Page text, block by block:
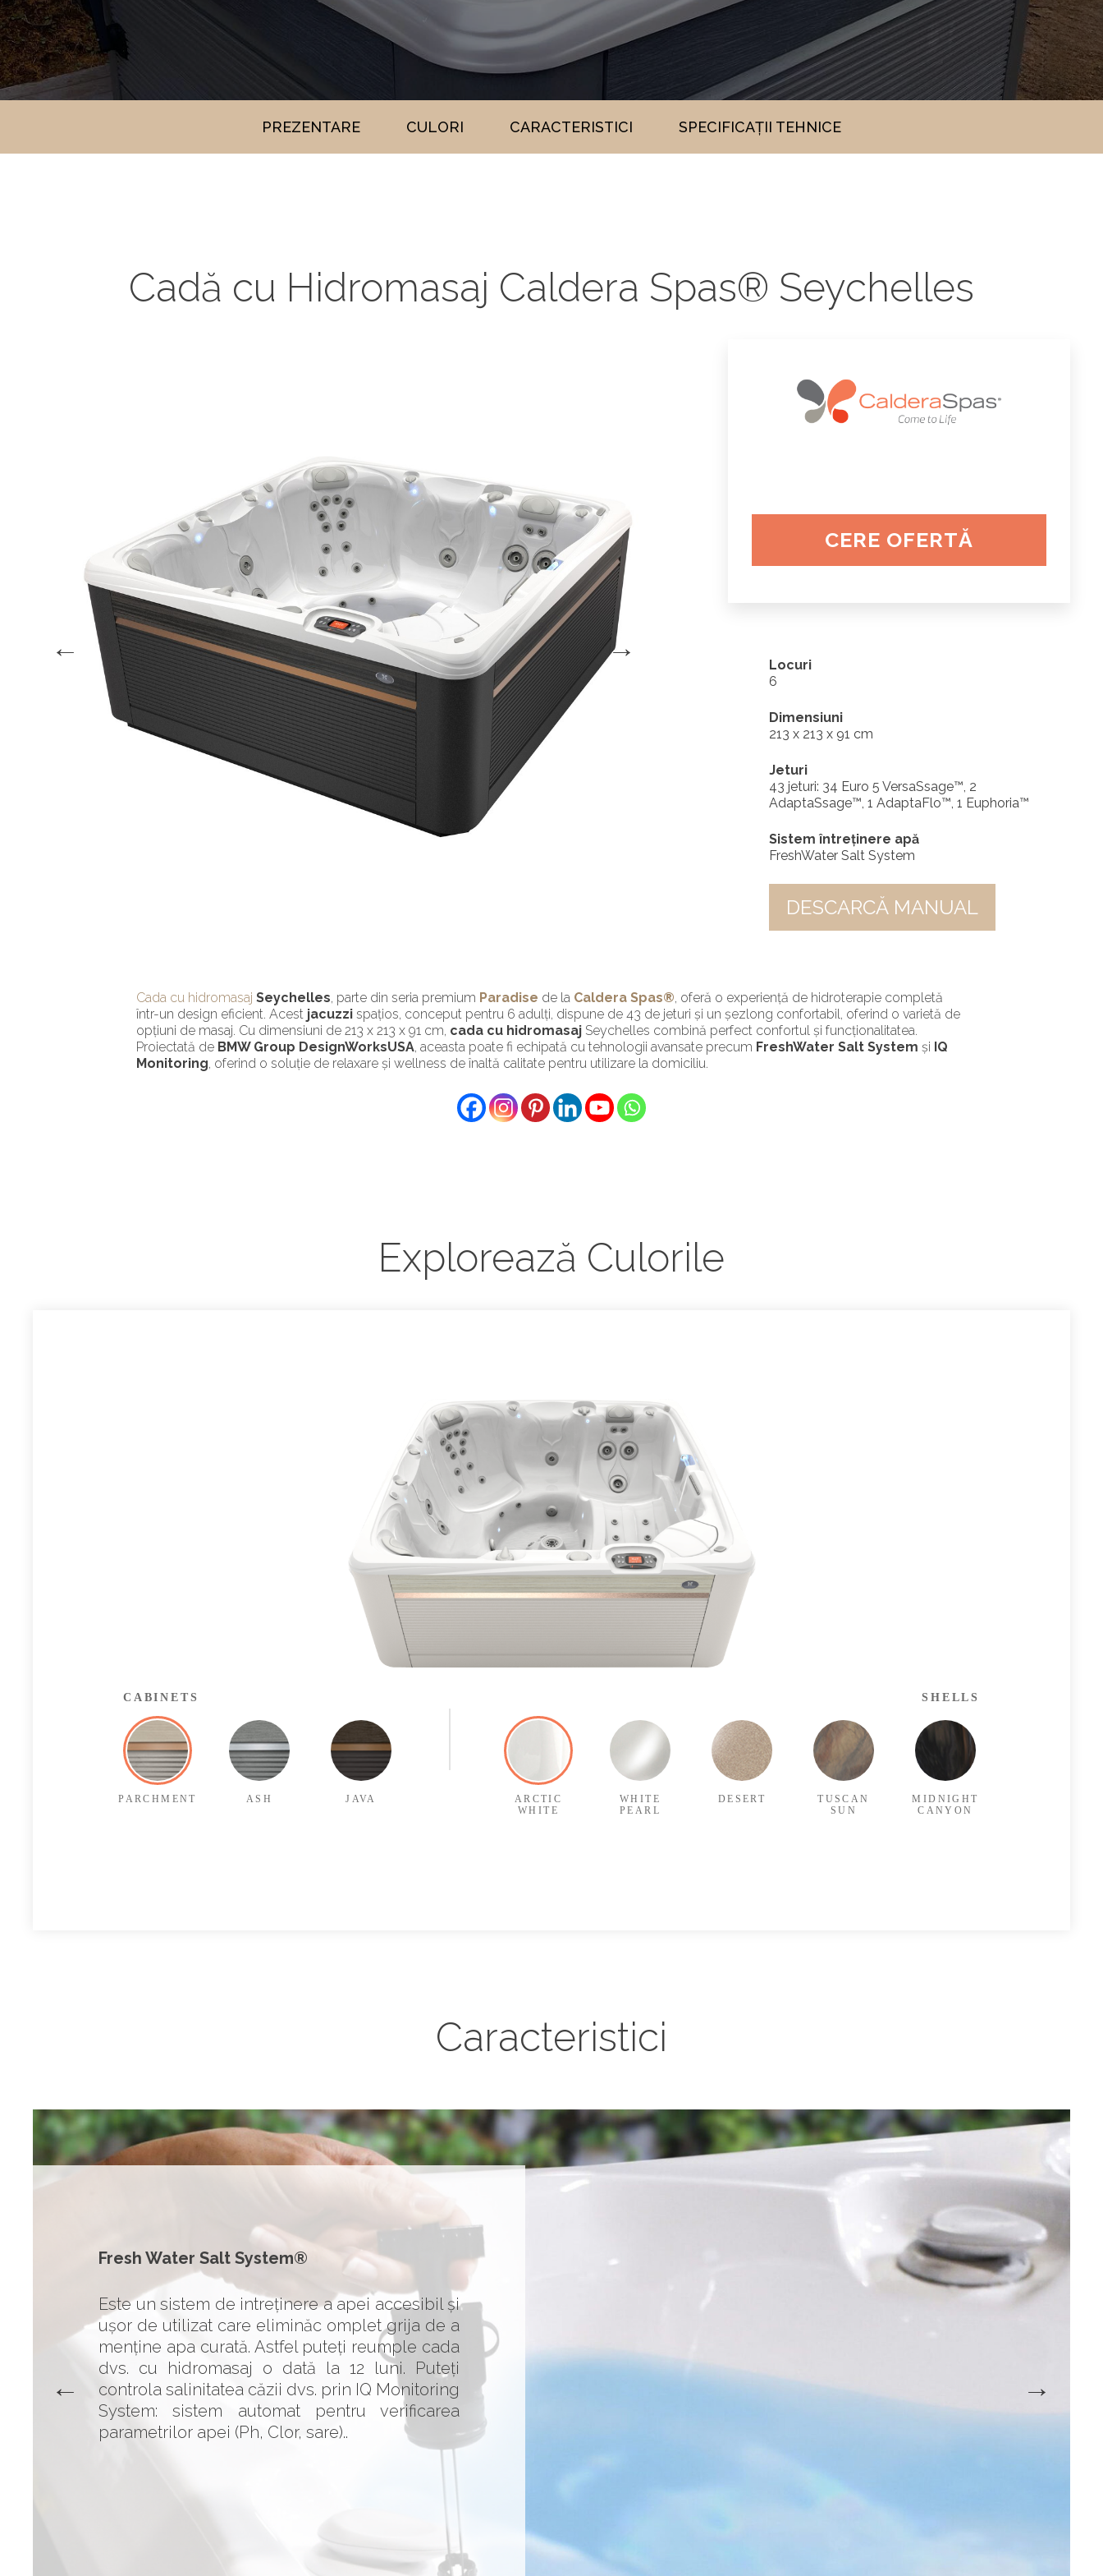
PREZENTARE CULORI CARACTERISTICI SPECIFICAȚII TEHNICE
Cadă cu Hidromasaj Caldera Spas® Seychelles
CERE OFERTĂ
Locuri
6
Dimensiuni
213 x 213 x 91 cm
Jeturi
43 jeturi: 34 Euro 5 VersaSsage™, 2
AdaptaSsage™, 1 AdaptaFlo™, 1 Euphoria™
Sistem întreținere apă
FreshWater Salt System
DESCARCĂ MANUAL
Cada cu hidromasaj Seychelles, parte din seria premium Paradise de la Caldera Spas®, oferă o experiență de hidroterapie completă
într-un design eficient. Acest jacuzzi spațios, conceput pentru 6 adulți, dispune de 43 de jeturi și un șezlong confortabil, oferind o varietă de
opțiuni de masaj. Cu dimensiuni de 213 x 213 x 91 cm, cada cu hidromasaj Seychelles combină perfect confortul și funcționalitatea.
Proiectată de BMW Group DesignWorksUSA, aceasta poate fi echipată cu tehnologii avansate precum FreshWater Salt System și IQ
Monitoring, oferind o soluție de relaxare și wellness de înaltă calitate pentru utilizare la domiciliu.
Explorează Culorile
Caracteristici
Fresh Water Salt System®
Este un sistem de intreținere a apei accesibil și
ușor de utilizat care eliminăc omplet grija de a
menține apa curată. Astfel puteți reumple cada
dvs. cu hidromasaj o dată la 12 luni. Puteți
controla salinitatea căzii dvs. prin IQ Monitoring
System: sistem automat pentru verificarea
parametrilor apei (Ph, Clor, sare)..